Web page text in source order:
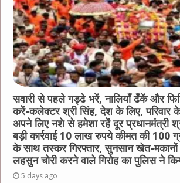
सवारी से पहले गड्ढे भरें, नालियाँ ढँकें और
करें-कलेक्टर श्री सिंह, देश के लिए, परिवार
अपने लिए नशे से हमेशा रहें दूर प्रधानमंत्री
बड़ी कार्रवाई 10 लाख रुपये कीमत की 100
के साथ तस्कर गिरफ्तार, सुनसान खेत-मकानों
लहसुन चोरी करने वाले गिरोह का पुलिस ने
5 days ago